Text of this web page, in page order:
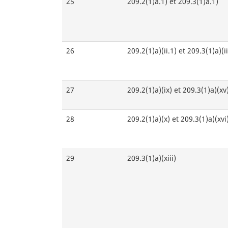
26 209.2(1)a)(ii.1) et
27 209.2(1)a)(ix) et
28 209.2(1)a)(x) et
29 209.3(1)a)(xiii)